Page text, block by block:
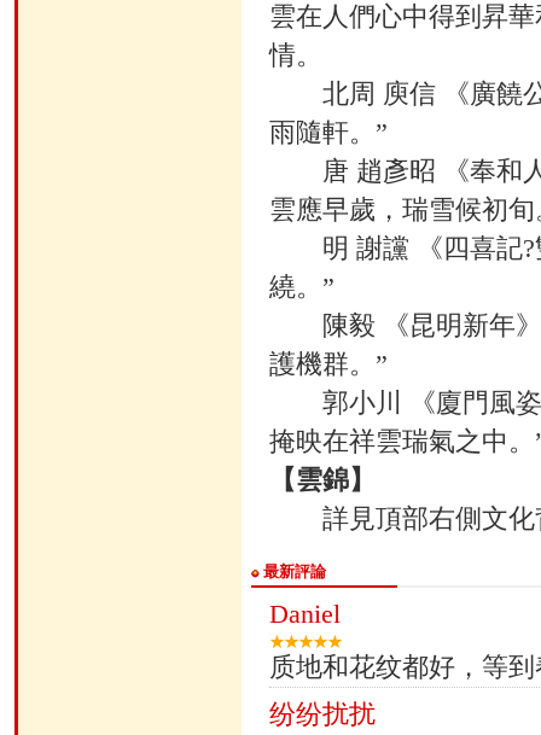
雲在人們心中得到昇
情。
北周 庾信 《廣饒公
雨隨軒。”
唐 趙彥昭 《奉和人
雲應早歲，瑞雪候初旬
明 謝讜 《四喜記?
繞。”
陳毅 《昆明新年》
護機群。”
郭小川 《廈門風姿
掩映在祥雲瑞氣之中。
【雲錦】
詳見頂部右側文
最新評論
Daniel
质地和花纹都好，等
纷纷扰扰